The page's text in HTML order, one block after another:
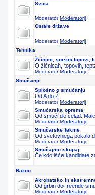
Švica
ModeratorModeratorji
Ostale države
ModeratorModeratorji
Tehnika
Žičnice, snežni topovi,
O žičnicah, topovih,
ModeratorModeratorji
Smučanje
Splošno o smučanju
Od A do Ž.
ModeratorModeratorji
Smučarska oprema
Od smuči do čelad.
ModeratorModeratorji
Smučarske tekme
Od svetovnega pokala
ModeratorModeratorji
Smučajmo skupaj
Če kdo išče kandidate
Razno
Akrobatsko in
Od grbin do freeride
ModeratorModeratorji